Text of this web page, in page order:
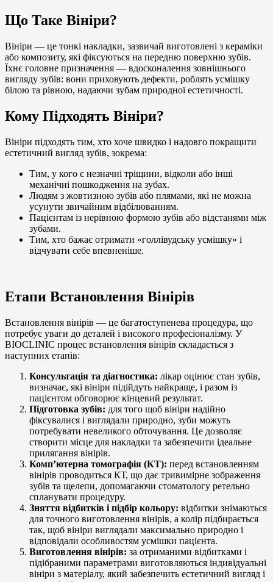
Що Таке Вініри?
Вініри — це тонкі накладки, зазвичай виготовлені з кераміки
або композиту, які фіксуються на передню поверхню зубів.
Їхнє головне призначення — вдосконалення зовнішнього
вигляду зубів: вони приховують дефекти, роблять усмішку
білою та рівною, надаючи зубам природної естетичності.
Кому Підходять Вініри?
Вініри підходять тим, хто хоче швидко і надовго покращити
естетичний вигляд зубів, зокрема:
Тим, у кого є незначні тріщини, відколи або інші
механічні пошкодження на зубах.
Людям з жовтизною зубів або плямами, які не можна
усунути звичайним відбілюванням.
Пацієнтам із нерівною формою зубів або відстанями між
зубами.
Тим, хто бажає отримати «голлівудську усмішку» і
відчувати себе впевненіше.
Етапи Встановлення Вінірів
Встановлення вінірів — це багатоступенева процедура, що
потребує уваги до деталей і високого професіоналізму. У
BIOCLINIC процес встановлення вінірів складається з
наступних етапів:
Консультація та діагностика: лікар оцінює стан зубів,
визначає, які вініри підійдуть найкраще, і разом із
пацієнтом обговорює кінцевий результат.
Підготовка зубів: для того щоб вініри надійно
фіксувалися і виглядали природно, зуби можуть
потребувати невеликого обточування. Це дозволяє
створити місце для накладки та забезпечити ідеальне
прилягання вінірів.
Комп’ютерна томографія (КТ): перед встановленням
вінірів проводиться КТ, що дає тривимірне зображення
зубів та щелепи, допомагаючи стоматологу ретельно
спланувати процедуру.
Зняття відбитків і підбір кольору: відбитки знімаються
для точного виготовлення вінірів, а колір підбирається
так, щоб вініри виглядали максимально природно і
відповідали особливостям усмішки пацієнта.
Виготовлення вінірів: за отриманими відбитками і
підібраними параметрами виготовляються індивідуальні
вініри з матеріалу, який забезпечить естетичний вигляд і